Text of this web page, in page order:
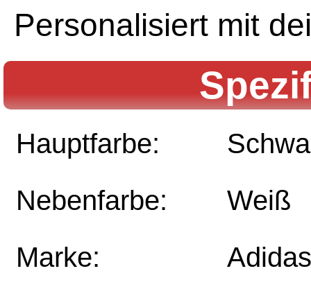
Personalisiert mit
Hauptfarbe:
Nebenfarbe:
Weiß
Marke:
Adidas